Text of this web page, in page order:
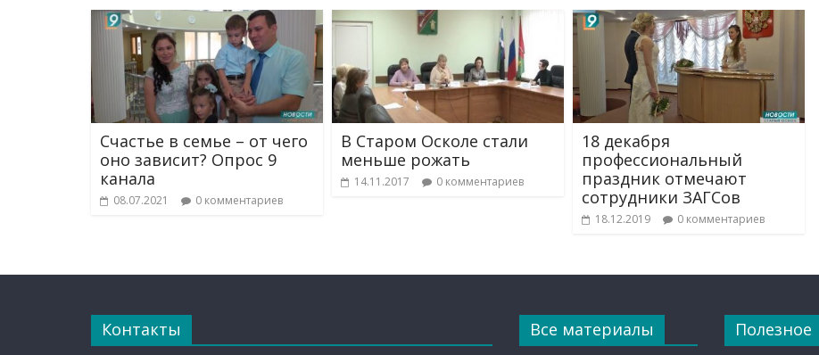
Счастье в семье – от чего
оно зависит? Опрос 9
канала
08.07.2021 0 комментариев
В Старом Осколе стали
меньше рожать
14.11.2017 0 комментариев
18 декабря
профессиональный
праздник отмечают
сотрудники ЗАГСов
18.12.2019 0 комментариев
Контакты Все материалы Полезное